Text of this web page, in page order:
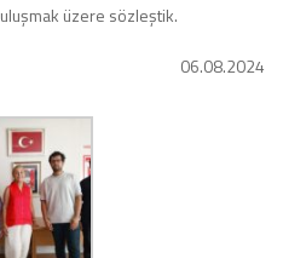
üzere sözleştik.
06.08.2024